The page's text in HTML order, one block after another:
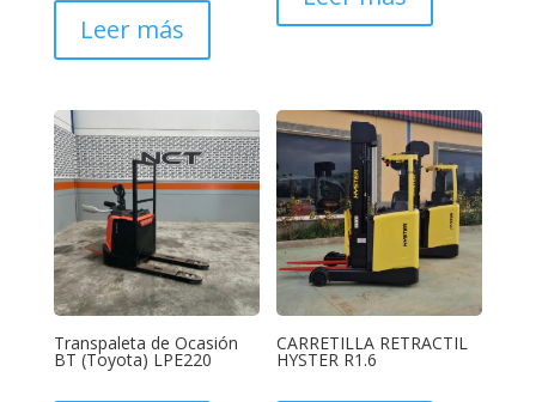
Leer más
Transpaleta de Ocasión
BT (Toyota) LPE220
CARRETILLA RETRACTIL
HYSTER R1.6